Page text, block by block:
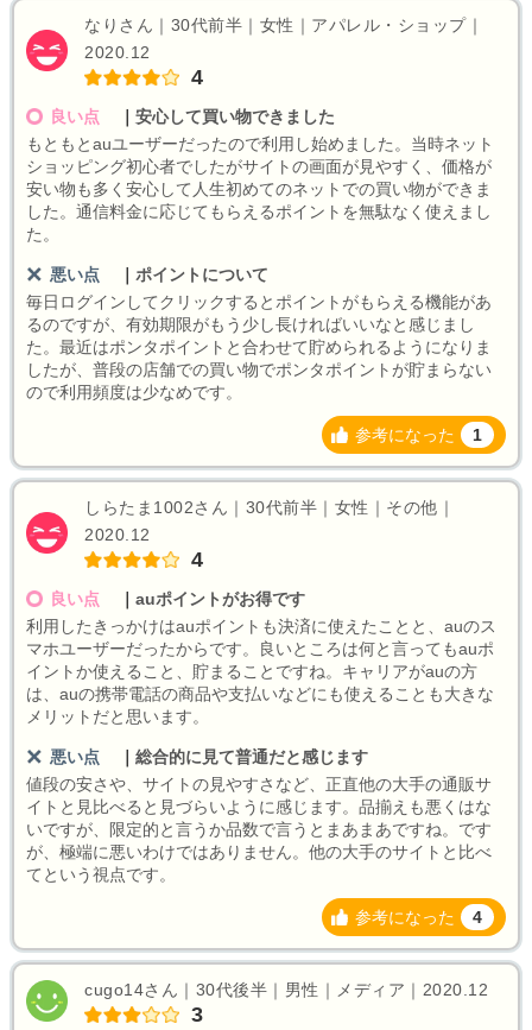
なりさん｜30代前半｜女性｜アパレル・ショップ｜
2020.12
4
良い点
安心して買い物できました
もともとauユーザーだったので利用し始めました。当時ネット
ショッピング初心者でしたがサイトの画面が見やすく、価格が
安い物も多く安心して人生初めてのネットでの買い物ができま
した。通信料金に応じてもらえるポイントを無駄なく使えまし
た。
悪い点
ポイントについて
毎日ログインしてクリックするとポイントがもらえる機能があ
るのですが、有効期限がもう少し長ければいいなと感じまし
た。最近はポンタポイントと合わせて貯められるようになりま
したが、普段の店舗での買い物でポンタポイントが貯まらない
ので利用頻度は少なめです。
参考になった 1
しらたま1002さん｜30代前半｜女性｜その他｜
2020.12
4
良い点
auポイントがお得です
利用したきっかけはauポイントも決済に使えたことと、auのス
マホユーザーだったからです。良いところは何と言ってもauポ
イントか使えること、貯まることですね。キャリアがauの方
は、auの携帯電話の商品や支払いなどにも使えることも大きな
メリットだと思います。
悪い点
総合的に見て普通だと感じます
値段の安さや、サイトの見やすさなど、正直他の大手の通販サ
イトと見比べると見づらいように感じます。品揃えも悪くはな
いですが、限定的と言うか品数で言うとまあまあですね。です
が、極端に悪いわけではありません。他の大手のサイトと比べ
てという視点です。
参考になった 4
cugo14さん｜30代後半｜男性｜メディア｜2020.12
3